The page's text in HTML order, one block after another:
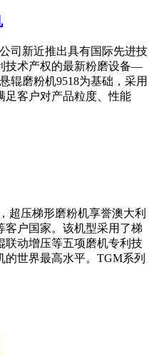
司新近推出具有国际先进技
技术产权的最新粉磨设备—
辊磨粉机9518为基础，采用
足客户对产品粒度、性能
超压梯形磨粉机享誉澳大利
客户国家。该机型采用了梯
联动增压等五项磨机专利技
世界最高水平。TGM系列